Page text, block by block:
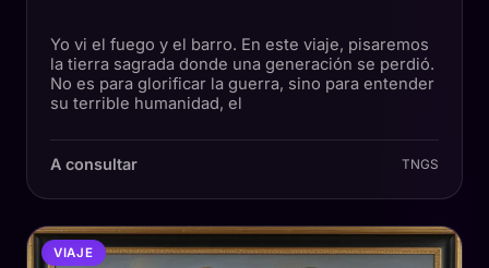
Yo vi el fuego y el barro. En este viaje, pisaremos
la tierra sagrada donde una generación se perdió.
No es para glorificar la guerra, sino para entender
su terrible humanidad, el
A consultar TNGS
VIAJE